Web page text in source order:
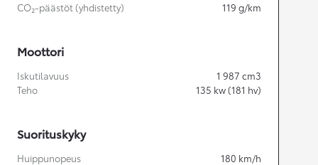
CO₂-päästöt (yhdistetty)
119 g/km
Moottori
Iskutilavuus 1 987 cm3
Teho
135 kw (181 hv)
Suorituskyky
Huippunopeus 180 km/h